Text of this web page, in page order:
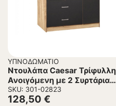
ΥΠΝΟΔΩΜΆΤΙΟ
Ντουλάπα Caesar Τρίφυλλη
Ανοιγόμενη με 2 Συρτάρια
Sonama – Γκρί 89×42,5×181
εκ.
SKU: 301-02823
128,50 €